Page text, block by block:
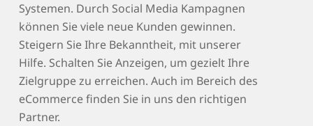
Systemen. Durch Social Media Kampagnen
können Sie viele neue Kunden gewinnen.
Steigern Sie Ihre Bekanntheit, mit unserer
Hilfe. Schalten Sie Anzeigen, um gezielt Ihre
Zielgruppe zu erreichen. Auch im Bereich des
eCommerce finden Sie in uns den richtigen
Partner.